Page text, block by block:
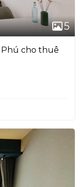
5
Phú cho thuê